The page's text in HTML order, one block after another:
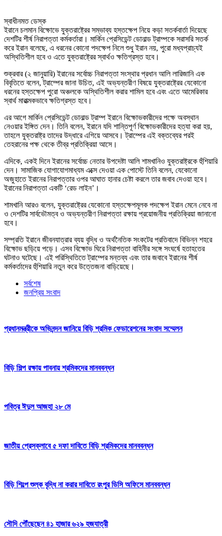
স্বাধীনমত ডেস্ক
ইরানে চলমান বিক্ষোভে যুক্তরাষ্ট্রের সম্ভাব্য হস্তক্ষেপ নিয়ে কড়া সতর্কবার্তা দিয়েছে
দেশটির শীর্ষ নিরাপত্তা কর্মকর্তারা। মার্কিন প্রেসিডেন্ট ডোনাল্ড ট্রাম্পকে সরাসরি সতর্ক
করে ইরান বলেছে, এ ধরনের কোনো পদক্ষেপ নিলে শুধু ইরান নয়, পুরো মধ্যপ্রাচ্যই
অস্থিতিশীল হবে ও এতে যুক্তরাষ্ট্রের স্বার্থও ক্ষতিগ্রস্ত হবে।
শুক্রবার (২ জানুয়ারি) ইরানের সর্বোচ্চ নিরাপত্তা সংস্থার প্রধান আলি লারিজানি এক
বিবৃতিতে বলেন, ট্রাম্পের জানা উচিত, এই অভ্যন্তরীণ বিষয়ে যুক্তরাষ্ট্রের যেকোনো
ধরনের হস্তক্ষেপ পুরো অঞ্চলকে অস্থিতিশীল করার শামিল হবে এবং এতে আমেরিকার
স্বার্থ মারাত্মকভাবে ক্ষতিগ্রস্ত হবে।
এর আগে মার্কিন প্রেসিডেন্ট ডোনাল্ড ট্রাম্প ইরানে বিক্ষোভকারীদের পক্ষে অবস্থান
নেওয়ার ইঙ্গিত দেন। তিনি বলেন, ইরানে যদি শান্তিপূর্ণ বিক্ষোভকারীদের হত্যা করা হয়,
তাহলে যুক্তরাষ্ট্র তাদের উদ্ধারে এগিয়ে আসবে। ট্রাম্পের এই বক্তব্যের পরই
তেহরানের পক্ষ থেকে তীব্র প্রতিক্রিয়া আসে।
এদিকে, একই দিনে ইরানের সর্বোচ্চ নেতার উপদেষ্টা আলি শামখানিও যুক্তরাষ্ট্রকে হুঁশিয়ারি
দেন। সামাজিক যোগাযোগমাধ্যম এক্সে দেওয়া এক পোস্টে তিনি বলেন, যেকোনো
অজুহাতে ইরানের নিরাপত্তার ওপর আঘাত হানার চেষ্টা করলে তার জবাব দেওয়া হবে।
ইরানের নিরাপত্তা একটি ‘রেড লাইন’।
শামখানি আরও বলেন, যুক্তরাষ্ট্রের যেকোনো হস্তক্ষেপমূলক পদক্ষেপ ইরান মেনে নেবে না
ও দেশটির সার্বভৌমত্ব ও অভ্যন্তরীণ নিরাপত্তা রক্ষায় প্রয়োজনীয় প্রতিক্রিয়া জানানো
হবে।
সম্প্রতি ইরানে জীবনযাত্রার ব্যয় বৃদ্ধি ও অর্থনৈতিক সংকটের প্রতিবাদে বিভিন্ন শহরে
বিক্ষোভ ছড়িয়ে পড়ে। এসব বিক্ষোভ ঘিরে নিরাপত্তা বাহিনীর সঙ্গে সংঘর্ষে হতাহতের
ঘটনাও ঘটেছে। এই পরিস্থিতিতে ট্রাম্পের মন্তব্য এবং তার জবাবে ইরানের শীর্ষ
কর্মকর্তাদের হুঁশিয়ারি নতুন করে উত্তেজনা বাড়িয়েছে।
সর্বশেষ
জনপ্রিয় সংবাদ
প্রধানমন্ত্রীকে অভিনন্দন জানিয়ে বিড়ি শ্রমিক ফেডারেশনের সংবাদ সম্মেলন
বিড়ি শিল্প রক্ষায় পাবনায় শ্রমিকদের মানববন্ধন
পবিত্র ঈদুল আজহা ২৮ মে
জাতীয় প্রেসক্লাবে ৫ দফা দাবিতে বিড়ি শ্রমিকদের মানববন্ধন
বিড়ি শিল্পে শুল্ক বৃদ্ধি না করার দাবিতে রংপুর ডিসি অফিসে মানববন্ধন
সৌদি পৌঁছেছেন ৪১ হাজার ৬২৯ হজযাত্রী